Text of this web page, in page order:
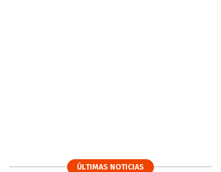
ÚLTIMAS NOTICIAS